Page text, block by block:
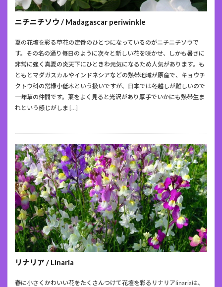
ニチニチソウ / Madagascar periwinkle
夏の花壇を彩る草花の定番のひとつになっているのがニチニチソウで
す。その名の通り毎日のように次々と新しい花を咲かせ、しかも暑さに
非常に強く真夏の炎天下にひときわ元気になるため人気があります。も
ともとマダガスカルやインドネシアなどの熱帯地域が原産で、キョウチ
クトウ科の常緑小低木という扱いですが、日本では冬越しが難しいので
一年草の仲間です。葉をよく見ると光沢があり厚手でいかにも熱帯生ま
れという感じがしま […]
リナリア / Linaria
春に小さくかわいい花をたくさんつけて花壇を彩るリナリアlinariaは、